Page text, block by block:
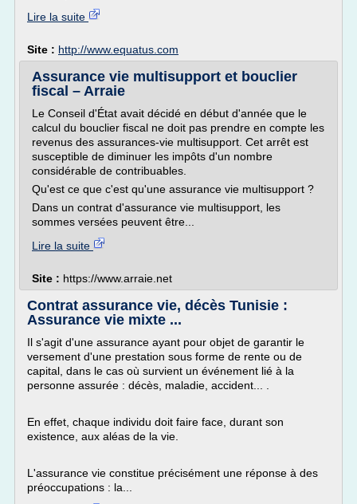
Lire la suite
Site : http://www.equatus.com
Assurance vie multisupport et bouclier
fiscal – Arraie
Le Conseil d'État avait décidé en début d'année que le
calcul du bouclier fiscal ne doit pas prendre en compte les
revenus des assurances-vie multisupport. Cet arrêt est
susceptible de diminuer les impôts d'un nombre
considérable de contribuables.
Qu'est ce que c'est qu'une assurance vie multisupport ?
Dans un contrat d'assurance vie multisupport, les
sommes versées peuvent être...
Lire la suite
Site : https://www.arraie.net
Contrat assurance vie, décès Tunisie :
Assurance vie mixte ...
Il s'agit d'une assurance ayant pour objet de garantir le
versement d'une prestation sous forme de rente ou de
capital, dans le cas où survient un événement lié à la
personne assurée : décès, maladie, accident... .
En effet, chaque individu doit faire face, durant son
existence, aux aléas de la vie.
L'assurance vie constitue précisément une réponse à des
préoccupations : la...